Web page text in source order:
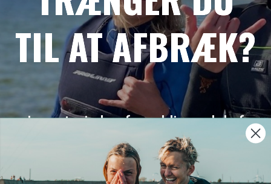
TIL AT AFBRÆK?
Lær at windsurfe og bliv en del af
vores hyggelige surfcommunity!
Vores opstartsforløb er vejen frem.